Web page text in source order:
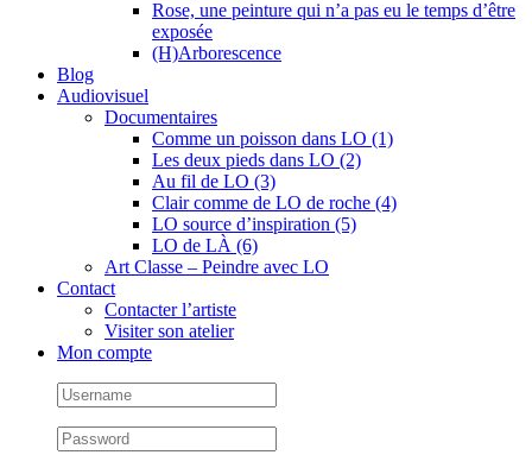
Rose, une peinture qui n’a pas eu le temps d’être
exposée
(H)Arborescence
Blog
Audiovisuel
Documentaires
Comme un poisson dans LO (1)
Les deux pieds dans LO (2)
Au fil de LO (3)
Clair comme de LO de roche (4)
LO source d’inspiration (5)
LO de LÀ (6)
Art Classe – Peindre avec LO
Contact
Contacter l’artiste
Visiter son atelier
Mon compte